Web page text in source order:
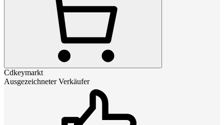
Cdkeymarkt
Ausgezeichneter Verkäufer